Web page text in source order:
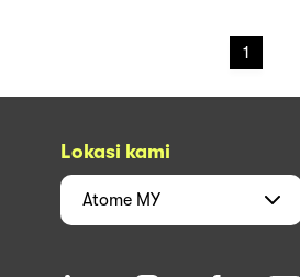
1
Lokasi kami
Atome MY